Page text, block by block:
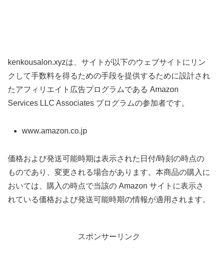
kenkousalon.xyzは、サイトが以下のウェブサイトにリン
クして手数料を得るための手段を提供するために設計され
たアフィリエイト広告プログラムである Amazon
Services LLC Associates プログラムの参加者です。
www.amazon.co.jp
価格および発送可能時期は表示された日付/時刻の時点の
ものであり、変更される場合があります。本商品の購入に
おいては、購入の時点で当該の Amazon サイトに表示さ
れている価格および発送可能時期の情報が適用されます。
スポンサーリンク